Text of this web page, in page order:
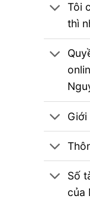
Tôi
thì
Giới
Số
của